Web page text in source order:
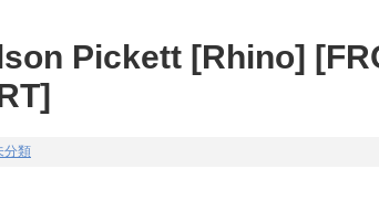
Pickett [Rhino]
分類